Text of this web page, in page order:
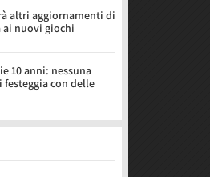
altri aggiornamenti di
nuovi giochi
10 anni: nessuna
con delle